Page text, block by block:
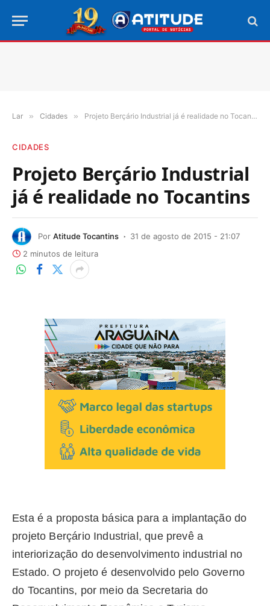
Lar » Cidades » Projeto Berçário Industrial já é realidade no Tocantins
CIDADES
Projeto Berçário Industrial
já é realidade no Tocantins
Por Atitude Tocantins
31 de agosto de 2015 - 21:07
2 minutos de leitura
Esta é a proposta básica para a implantação do
projeto Berçário Industrial, que prevê a
interiorização do desenvolvimento industrial no
Estado. O projeto é desenvolvido pelo Governo
do Tocantins, por meio da Secretaria do